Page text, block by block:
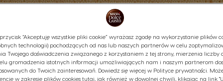
“Akceptuję wszystkie pliki cookie” wyrażasz zgodę na wykorzystanie plików
technologii) pochodzących od nas lub naszych partnerów w celu
Twojego doświadczenia związanego z korzystaniem z tej strony, mierzenia liczby
gromadzenia istotnych informacji umożliwiających nam i naszym partnerom
do Twoich zainteresowań. Dowiedz się więcej w Polityce prywatności.
w zakresie plików cookies tutaj, jak również w dowolnej chwili, klikając na link